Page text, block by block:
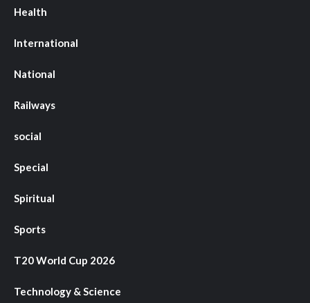
Health
International
National
Railways
social
Special
Spiritual
Sports
T20 World Cup 2026
Technology & Science